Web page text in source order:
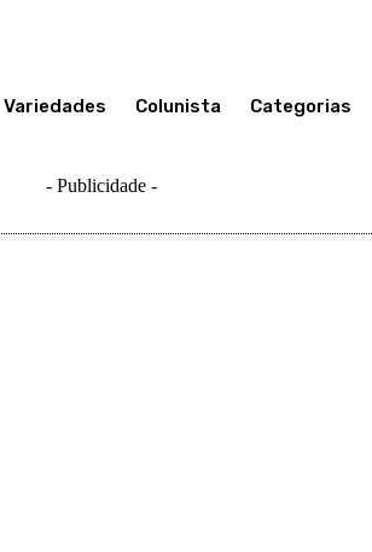
Variedades Colunista Categorias
- Publicidade -